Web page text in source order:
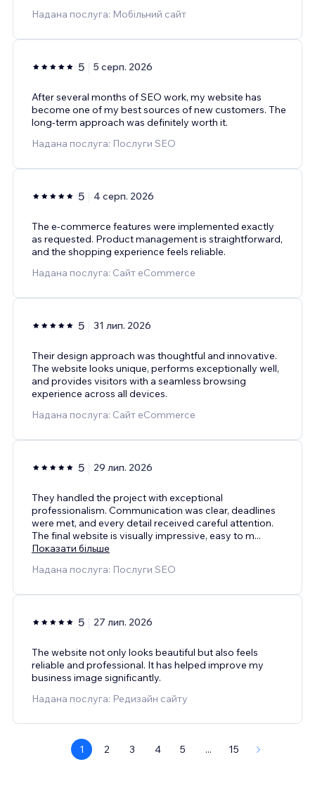
Надана послуга: Мобільний сайт
5 5 серп. 2026
After several months of SEO work, my website has
become one of my best sources of new customers. The
long-term approach was definitely worth it.
Надана послуга: Послуги SEO
5 4 серп. 2026
The e-commerce features were implemented exactly
as requested. Product management is straightforward,
and the shopping experience feels reliable.
Надана послуга: Сайт eCommerce
5 31 лип. 2026
Their design approach was thoughtful and innovative.
The website looks unique, performs exceptionally well,
and provides visitors with a seamless browsing
experience across all devices.
Надана послуга: Сайт eCommerce
5 29 лип. 2026
They handled the project with exceptional
professionalism. Communication was clear, deadlines
were met, and every detail received careful attention.
The final website is visually impressive, easy to m...
Показати більше
Надана послуга: Послуги SEO
5 27 лип. 2026
The website not only looks beautiful but also feels
reliable and professional. It has helped improve my
business image significantly.
Надана послуга: Редизайн сайту
1 2 3 4 5 ... 15